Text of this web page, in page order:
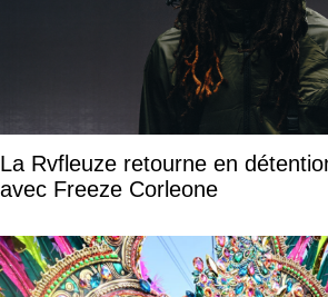
La Rvfleuze retourne en
avec Freeze Corleone